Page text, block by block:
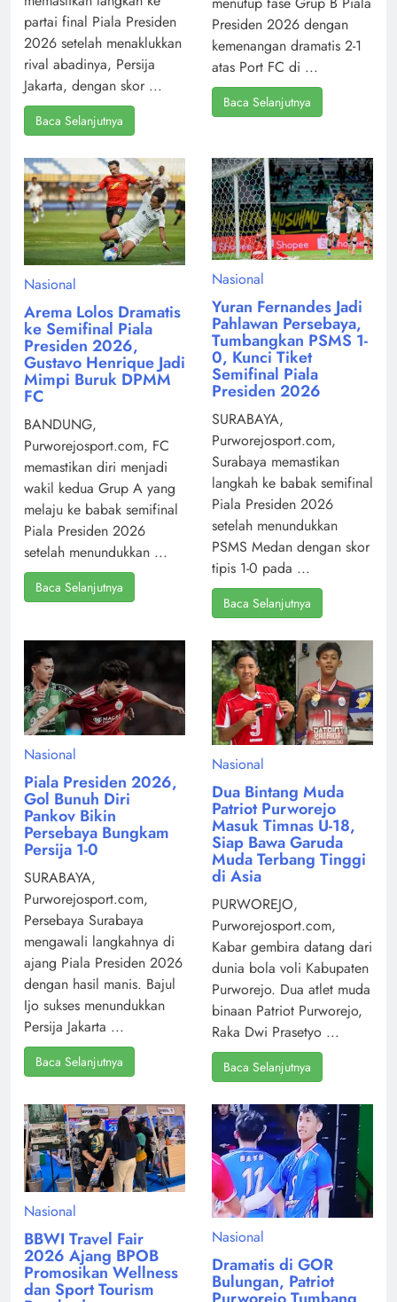
partai final Piala Presiden
2026 setelah menaklukkan
rival abadinya, Persija
Jakarta, dengan skor ...
Baca Selanjutnya
Presiden 2026 dengan
kemenangan dramatis 2-1
atas Port FC di ...
Baca Selanjutnya
Nasional
Arema Lolos Dramatis
ke Semifinal Piala
Presiden 2026,
Gustavo Henrique Jadi
Mimpi Buruk DPMM
FC
BANDUNG,
Purworejosport.com, FC
memastikan diri menjadi
wakil kedua Grup A yang
melaju ke babak semifinal
Piala Presiden 2026
setelah menundukkan ...
Baca Selanjutnya
Nasional
Yuran Fernandes Jadi
Pahlawan Persebaya,
Tumbangkan PSMS 1-
0, Kunci Tiket
Semifinal Piala
Presiden 2026
SURABAYA,
Purworejosport.com,
Surabaya memastikan
langkah ke babak semifinal
Piala Presiden 2026
setelah menundukkan
PSMS Medan dengan skor
tipis 1-0 pada ...
Baca Selanjutnya
Nasional
Piala Presiden 2026,
Gol Bunuh Diri
Pankov Bikin
Persebaya Bungkam
Persija 1-0
SURABAYA,
Purworejosport.com,
Persebaya Surabaya
mengawali langkahnya di
ajang Piala Presiden 2026
dengan hasil manis. Bajul
Ijo sukses menundukkan
Persija Jakarta ...
Baca Selanjutnya
Nasional
Dua Bintang Muda
Patriot Purworejo
Masuk Timnas U-18,
Siap Bawa Garuda
Muda Terbang Tinggi
di Asia
PURWOREJO,
Purworejosport.com,
Kabar gembira datang dari
dunia bola voli Kabupaten
Purworejo. Dua atlet muda
binaan Patriot Purworejo,
Raka Dwi Prasetyo ...
Baca Selanjutnya
Nasional
BBWI Travel Fair
2026 Ajang BPOB
Promosikan Wellness
dan Sport Tourism
Nasional
Dramatis di GOR
Bulungan, Patriot